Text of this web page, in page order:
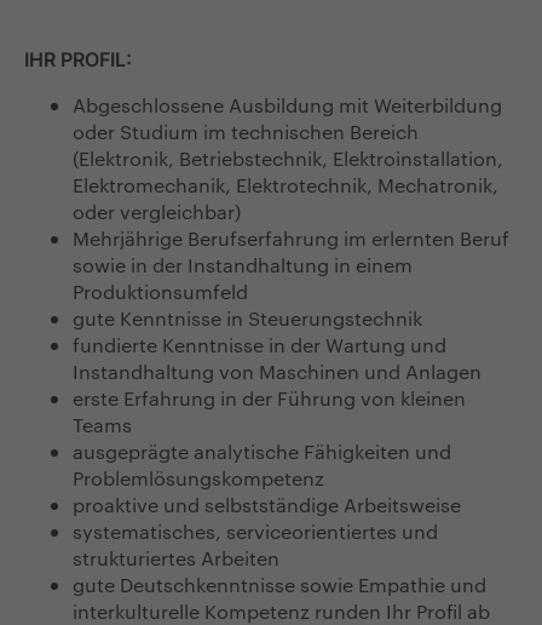
IHR PROFIL:
Abgeschlossene Ausbildung mit Weiterbildung
oder Studium im technischen Bereich
(Elektronik, Betriebstechnik, Elektroinstallation,
Elektromechanik, Elektrotechnik, Mechatronik,
oder vergleichbar)
Mehrjährige Berufserfahrung im erlernten Beruf
sowie in der Instandhaltung in einem
Produktionsumfeld
gute Kenntnisse in Steuerungstechnik
fundierte Kenntnisse in der Wartung und
Instandhaltung von Maschinen und Anlagen
erste Erfahrung in der Führung von kleinen
Teams
ausgeprägte analytische Fähigkeiten und
Problemlösungskompetenz
proaktive und selbstständige Arbeitsweise
systematisches, serviceorientiertes und
strukturiertes Arbeiten
gute Deutschkenntnisse sowie Empathie und
interkulturelle Kompetenz runden Ihr Profil ab